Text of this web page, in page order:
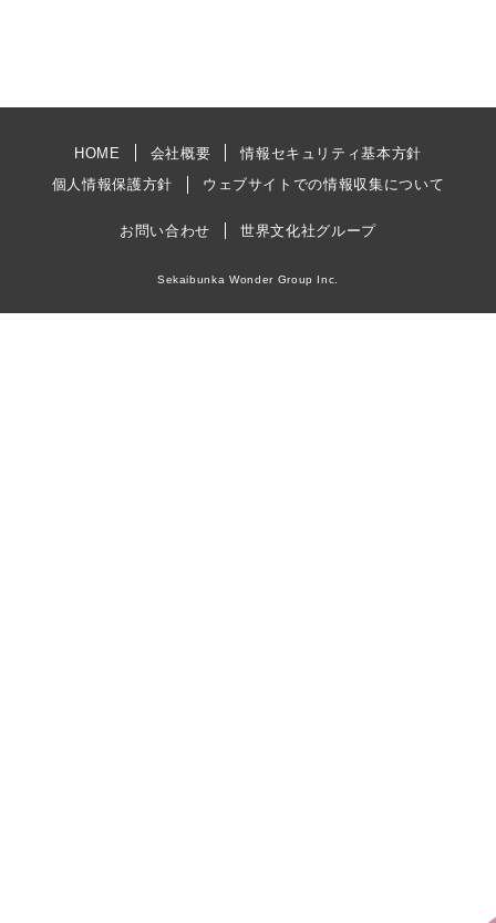
HOME 会社概要
情報セキュリティ基本方針
個人情報保護方針
ウェブサイトでの情報収集について
お問い合わせ 世界文化社グループ
Sekaibunka Wonder Group Inc.